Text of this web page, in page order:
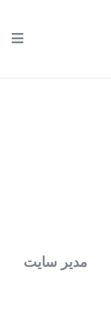
مدیر سایت